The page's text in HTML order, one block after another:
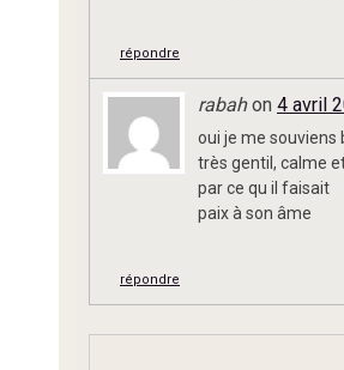
répondre
rabahon 4 avril
oui je me souviens
très gentil, calme
par ce qu il faisait
paix à son âme
répondre